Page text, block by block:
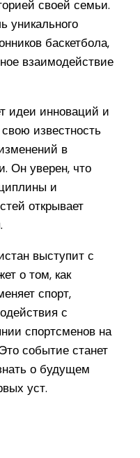
своей семьи.
уникального
баскетбола,
взаимодействие
идеи инноваций и
известность
в
Он уверен, что
и
открывает
выступит с
о том, как
спорт,
с
спортсменов на
событие станет
о будущем
уст.